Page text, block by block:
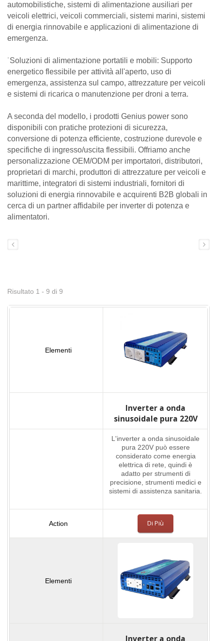
automobilistiche, sistemi di alimentazione ausiliari per
veicoli elettrici, veicoli commerciali, sistemi marini, sistemi
di energia rinnovabile e applicazioni di alimentazione di
emergenza.
˙Soluzioni di alimentazione portatili e mobili: Supporto
energetico flessibile per attività all'aperto, uso di
emergenza, assistenza sul campo, attrezzature per veicoli
e sistemi di ricarica o manutenzione per droni a terra.
A seconda del modello, i prodotti Genius power sono
disponibili con pratiche protezioni di sicurezza,
conversione di potenza efficiente, costruzione durevole e
specifiche di ingresso/uscita flessibili. Offriamo anche
personalizzazione OEM/ODM per importatori, distributori,
proprietari di marchi, produttori di attrezzature per veicoli e
marittime, integratori di sistemi industriali, fornitori di
soluzioni di energia rinnovabile e acquirenti B2B globali in
cerca di un partner affidabile per inverter di potenza e
alimentatori.
Risultato 1 - 9 di 9
Inverter a onda
sinusoidale pura 220V
L'inverter a onda sinusoidale
pura 220V può essere
considerato come energia
elettrica di rete, quindi è
adatto per strumenti di
precisione, strumenti medici e
sistemi di assistenza sanitaria.
Di Più
Inverter a onda